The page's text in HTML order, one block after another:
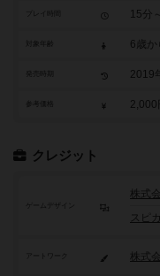
15分
6歳か
2019
参考価格 2,000
クレジット
ゲームデザイン
株式
スピ
アートワーク 株式